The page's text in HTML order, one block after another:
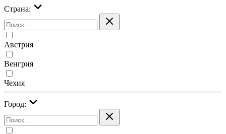
Страна:
Австрия
Венгрия
Чехия
Город: